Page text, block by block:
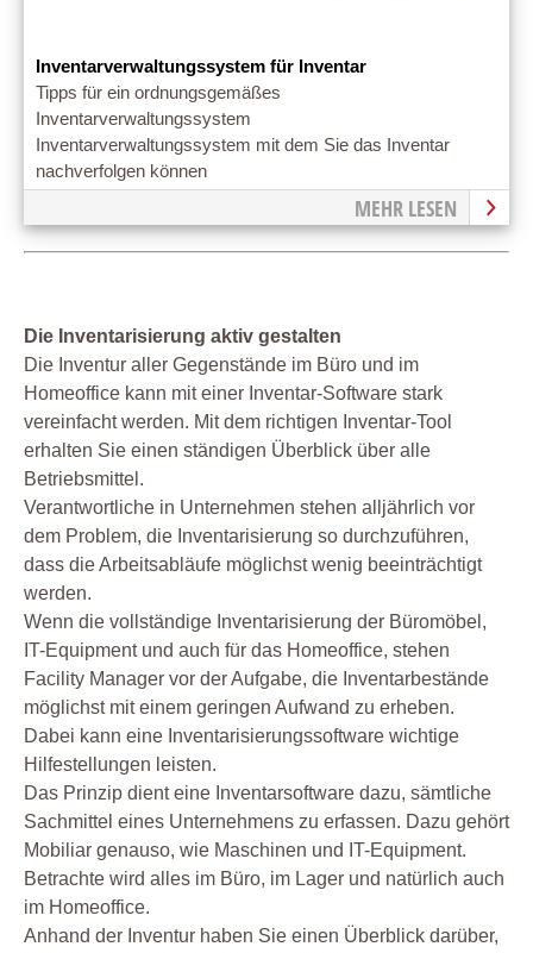
Inventarverwaltungssystem für Inventar
Tipps für ein ordnungsgemäßes
Inventarverwaltungssystem
Inventarverwaltungssystem mit dem Sie das Inventar
nachverfolgen können
MEHR LESEN
Die Inventarisierung aktiv gestalten
Die Inventur aller Gegenstände im Büro und im
Homeoffice kann mit einer Inventar-Software stark
vereinfacht werden. Mit dem richtigen Inventar-Tool
erhalten Sie einen ständigen Überblick über alle
Betriebsmittel.
Verantwortliche in Unternehmen stehen alljährlich vor
dem Problem, die Inventarisierung so durchzuführen,
dass die Arbeitsabläufe möglichst wenig beeinträchtigt
werden.
Wenn die vollständige Inventarisierung der Büromöbel,
IT-Equipment und auch für das Homeoffice, stehen
Facility Manager vor der Aufgabe, die Inventarbestände
möglichst mit einem geringen Aufwand zu erheben.
Dabei kann eine Inventarisierungssoftware wichtige
Hilfestellungen leisten.
Das Prinzip dient eine Inventarsoftware dazu, sämtliche
Sachmittel eines Unternehmens zu erfassen. Dazu gehört
Mobiliar genauso, wie Maschinen und IT-Equipment.
Betrachte wird alles im Büro, im Lager und natürlich auch
im Homeoffice.
Anhand der Inventur haben Sie einen Überblick darüber,